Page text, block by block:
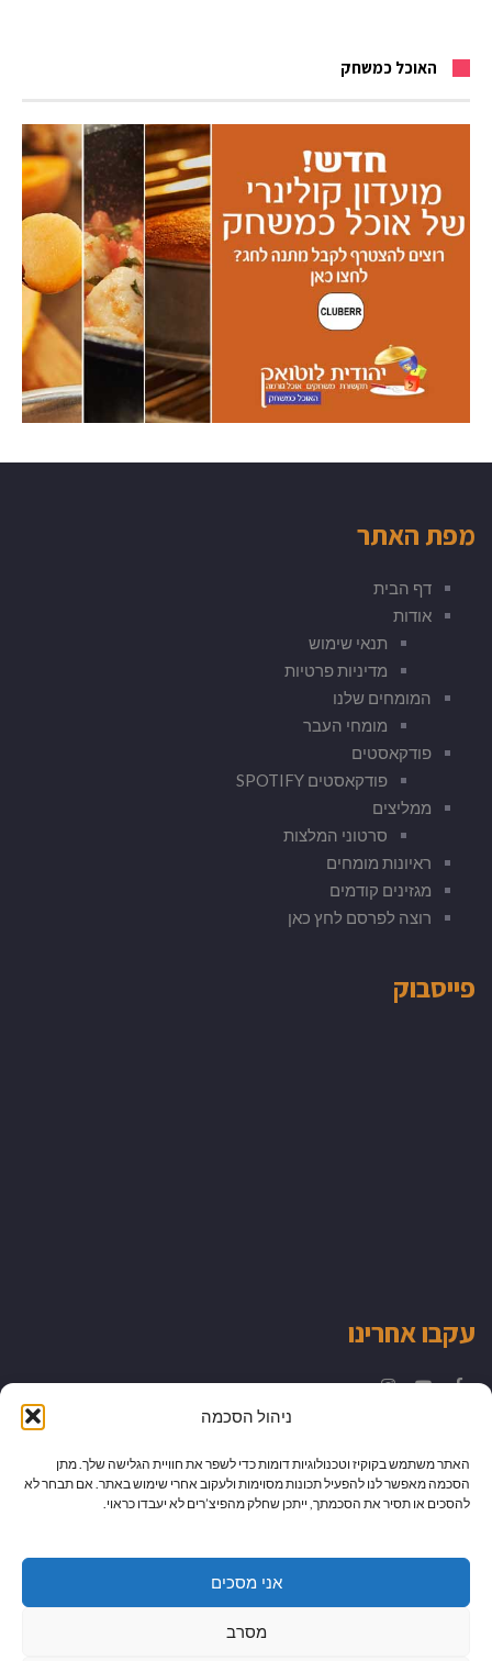
ניהול הסכמה
האתר משתמש בקוקיז וטכנולוגיות דומות כדי לשפר את חוויית הגלישה שלך. מתן
הסכמה מאפשר לנו להפעיל תכונות מסוימות ולעקוב אחרי שימוש באתר. אם תבחר לא
להסכים או תסיר את הסכמתך, ייתכן שחלק מהפיצ’רים לא יעבדו כראוי.
אני מסכים
מסרב
האוכל כמשחק
מפת האתר
דף הבית
אודות
תנאי שימוש
מדיניות פרטיות
המומחים שלנו
מומחי העבר
פודקאסטים
פודקאסטים SPOTIFY
ממליצים
סרטוני המלצות
ראיונות מומחים
מגזינים קודמים
רוצה לפרסם לחץ כאן
פייסבוק
עקבו אחרינו